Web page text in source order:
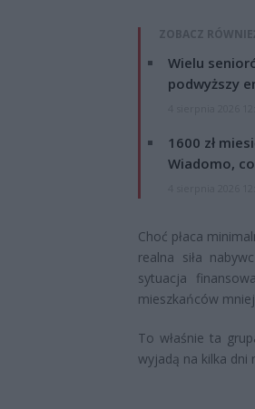
ZOBACZ
Wielu
podwyższy
1600 zł
Wiadomo,
Choć płaca
realna siła
sytuacja
mieszkańców
To właśnie ta
wyjadą na kilka dni